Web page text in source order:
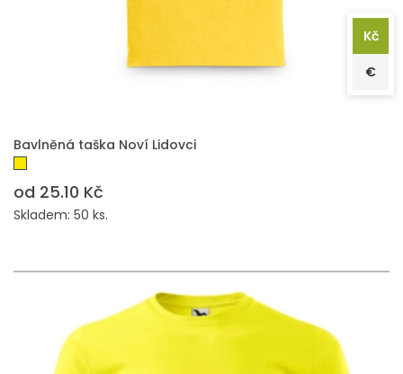
PŘIDAT DO POPTÁVKY
Bavlněná taška Noví Lidovci
od 25.10 Kč
Skladem: 50 ks.
Kč
€